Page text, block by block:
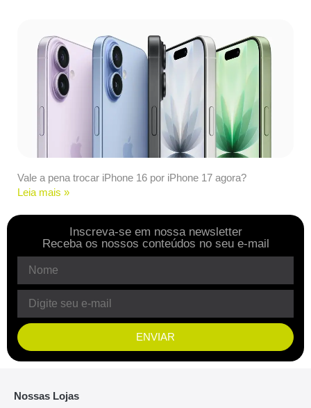
Vale a pena trocar iPhone 16 por iPhone 17 agora?
Leia mais »
Inscreva-se em nossa newsletter
Receba os nossos conteúdos no seu e-mail
ENVIAR
Nossas Lojas